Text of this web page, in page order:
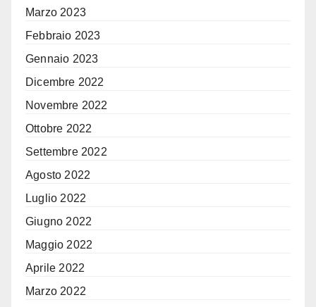
Marzo 2023
Febbraio 2023
Gennaio 2023
Dicembre 2022
Novembre 2022
Ottobre 2022
Settembre 2022
Agosto 2022
Luglio 2022
Giugno 2022
Maggio 2022
Aprile 2022
Marzo 2022